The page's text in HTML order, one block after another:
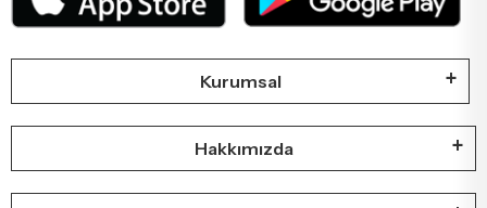
Kurumsal
Hakkımızda